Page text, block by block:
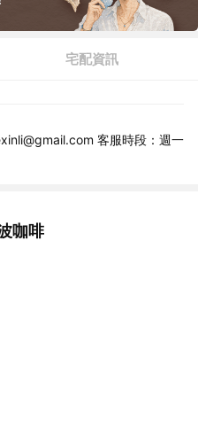
宅配資訊
客服時段：週一
咖啡